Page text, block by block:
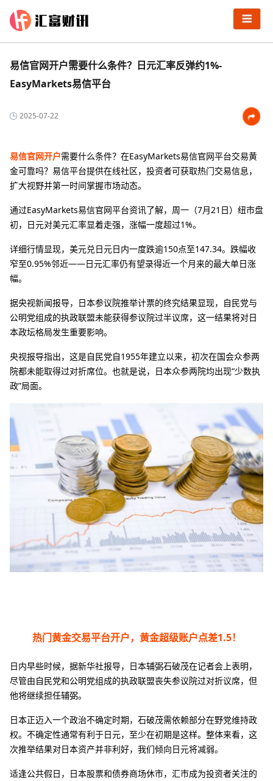
易信官网开户需要什么条件？日元汇率反弹约1%-
EasyMarkets易信平台
2025-07-22
易信官网开户需要什么条件？在EasyMarkets易信官网平台交易黄
金可靠吗？易信平台提供在线社区，投资者可获取热门交易信息，
扩大视野并第一时间掌握市场动态。
通过EasyMarkets易信官网平台资讯了解，周一（7月21日）纽市盘
初，日元对美元汇率显着走强，涨幅一度超过1%。
详细行情显现，美元兑日元日内一度跌逾150点至147.34。跌幅收
窄至0.95%邻近——日元汇率仍有望录得近一个月来的最大单日涨
幅。
据央视新闻报导，日本参议院推举计票的终究结果显现，自民党与
公明党组成的执政联盟未能获得参议院过半议席，这一结果将对日
本政坛格局发生重要影响。
央视报导指出，这是自民党自1955年建立以来，初次在国会众参两
院都未能取得过对折席位。也就是说，日本众参两院均出现“少数执
政”局面。
热门黄金交易平台开户，黄金超级账户点差1.5！
日内早些时候，据新华社报导，日本辅弼石破茂在记者会上表明，
尽管由自民党和公明党组成的执政联盟丧失参议院过对折议席，但
他将继续担任辅弼。
日本正迈入一个政治不确定时期，石破茂需依赖部分在野党维持政
权。不确定性通常有利于日元，至少在初期是这样。整体来看，这
次推举结果对日本资产并非利好，我们倾向日元将减弱。
适逢公共假日，日本股票和债券商场休市，汇市成为投资者关注的